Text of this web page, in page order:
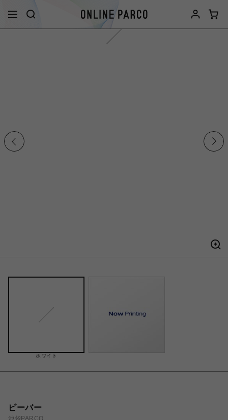
ホワイト
ビーバー
池袋PARCO